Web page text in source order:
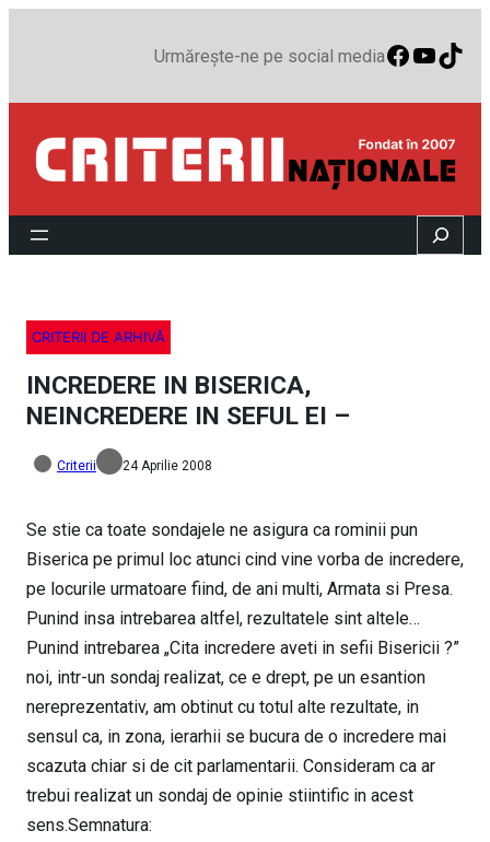
Urmărește-ne pe social media
Search
CRITERII DE ARHIVĂ
INCREDERE IN BISERICA,
NEINCREDERE IN SEFUL EI –
Criterii 24 Aprilie 2008
Se stie ca toate sondajele ne asigura ca rominii pun
Biserica pe primul loc atunci cind vine vorba de incredere,
pe locurile urmatoare fiind, de ani multi, Armata si Presa.
Punind insa intrebarea altfel, rezultatele sint altele…
Punind intrebarea „Cita incredere aveti in sefii Bisericii ?”
noi, intr-un sondaj realizat, ce e drept, pe un esantion
nereprezentativ, am obtinut cu totul alte rezultate, in
sensul ca, in zona, ierarhii se bucura de o incredere mai
scazuta chiar si de cit parlamentarii. Consideram ca ar
trebui realizat un sondaj de opinie stiintific in acest
sens.Semnatura: